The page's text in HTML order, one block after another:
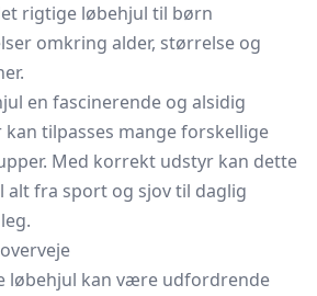
rigtige løbehjul til børn
omkring alder, størrelse og
en fascinerende og alsidig
tilpasses mange forskellige
Med korrekt udstyr kan dette
alt fra sport og sjov til daglig
løbehjul kan være udfordrende